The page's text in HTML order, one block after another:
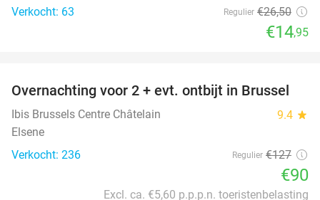
Verkocht: 63
Regulier €26,50
€14,95
29%
Overnachting voor 2 + evt. ontbijt in Brussel
Ibis Brussels Centre Châtelain 9.4 star
Elsene
Verkocht: 236
Regulier €127
€90
Excl. ca. €5,60 p.p.p.n. toeristenbelasting